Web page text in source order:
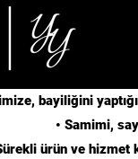
bayiliğini
• Samimi,
ürün ve hizmet